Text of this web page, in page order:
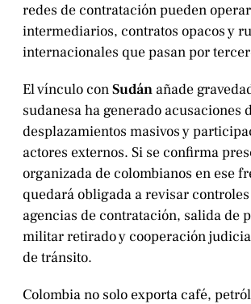
redes de contratación pueden
intermediarios, contratos opacos y
internacionales que pasan por
El vínculo conSudán añade
sudanesa ha generado acusaciones
desplazamientos masivos y
actores externos. Si se confirma
organizada de colombianos en ese
quedará obligada a revisar
agencias de contratación, salida de
militar retirado y cooperación
de tránsito.
Colombia no solo exporta café,